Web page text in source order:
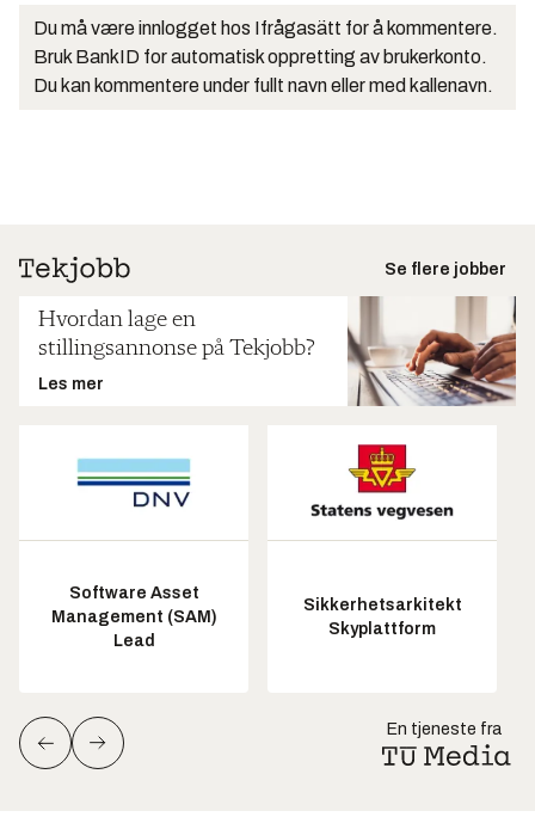
Du må være innlogget hos Ifrågasätt for å kommentere.
Bruk BankID for automatisk oppretting av brukerkonto.
Du kan kommentere under fullt navn eller med kallenavn.
Se flere jobber
Hvordan lage en
stillingsannonse på Tekjobb?
Les mer
Software Asset
Management (SAM)
Lead
Sikkerhetsarkitekt
Skyplattform
En tjeneste fra